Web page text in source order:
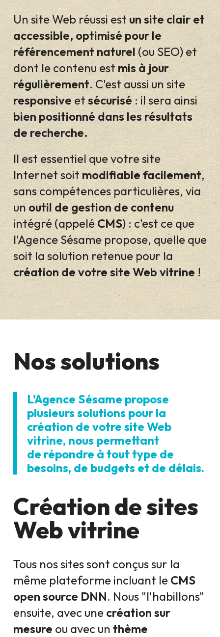
Un site Web réussi estun site clair et
accessible, optimisé pour le
référencement naturel (ou SEO) et
dont le contenu est mis à jour
régulièrement. C'est aussi un site
responsiveet sécurisé: il sera ainsi
bien positionné dans les résultats
de recherche.
Il est essentiel que votre site
Internet soit modifiable facilement,
sans compétences particulières, via
un outil de gestion de contenu
intégré (appeléCMS) : c'est ce que
l'Agence Sésame propose, quelle que
soit la solution retenue pour la
création de votre site Web vitrine!
Nos solutions
L'Agence Sésame propose
plusieurs solutions pour la
création de votre site Web
vitrine, nous permettant
de répondre à tout type de
besoins, de budgets et de délais.
Création de sites
Web vitrine
Tous nos sites sont conçus sur la
même plateforme incluant le CMS
open source DNN. Nous "l'habillons"
ensuite, avec une création sur
mesure ou avec un thème